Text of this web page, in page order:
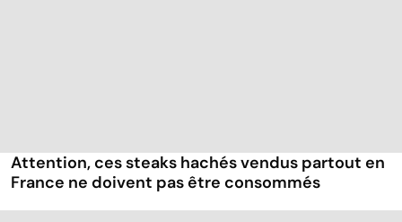
Attention, ces steaks hachés vendus partout en
France ne doivent pas être consommés